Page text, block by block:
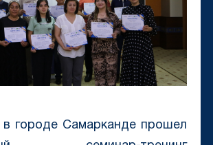
в городе Самарканде прошел